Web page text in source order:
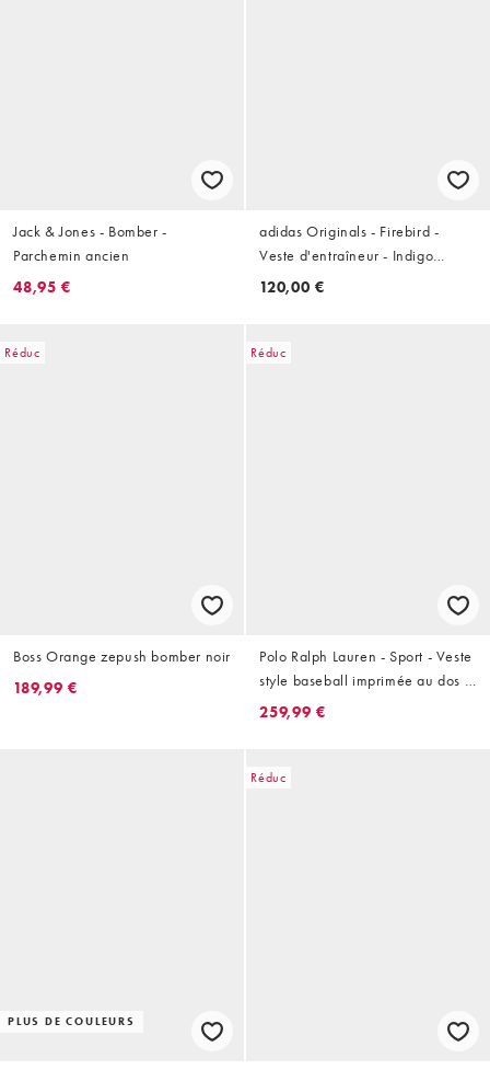
Jack & Jones - Bomber -
Parchemin ancien
48,95 €
adidas Originals - Firebird -
Veste d'entraîneur - Indigo
nuit/ciel clair
120,00 €
Réduc
Boss Orange zepush bomber noir
189,99 €
Réduc
Polo Ralph Lauren - Sport - Veste
style baseball imprimée au dos -
Bleu marine
259,99 €
PLUS DE COULEURS
Réduc